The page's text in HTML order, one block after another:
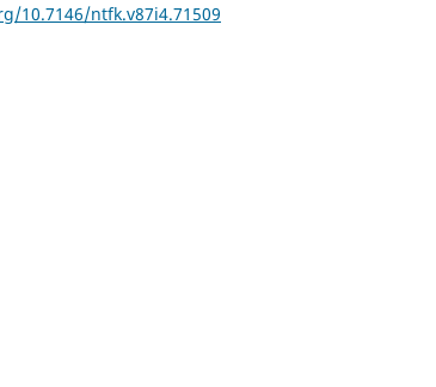
10.7146/ntfk.v87i4.71509